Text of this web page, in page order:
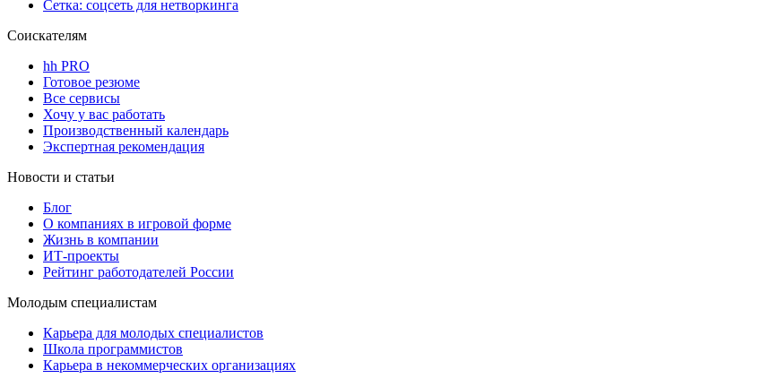
Сетка: соцсеть для нетворкинга
Соискателям
hh PRO
Готовое резюме
Все сервисы
Хочу у вас работать
Производственный календарь
Экспертная рекомендация
Новости и статьи
Блог
О компаниях в игровой форме
Жизнь в компании
ИТ-проекты
Рейтинг работодателей России
Молодым специалистам
Карьера для молодых специалистов
Школа программистов
Карьера в некоммерческих организациях